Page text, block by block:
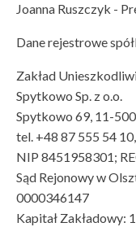
Joanna Ruszczyk -
Dane rejestrowe
Zakład
Spytkowo Sp. z o.o.
Spytkowo 69, 11-
tel. +48 87 555 54
NIP 8451958301;
Sąd Rejonowy w
0000346147
Kapitał Zakładowy: